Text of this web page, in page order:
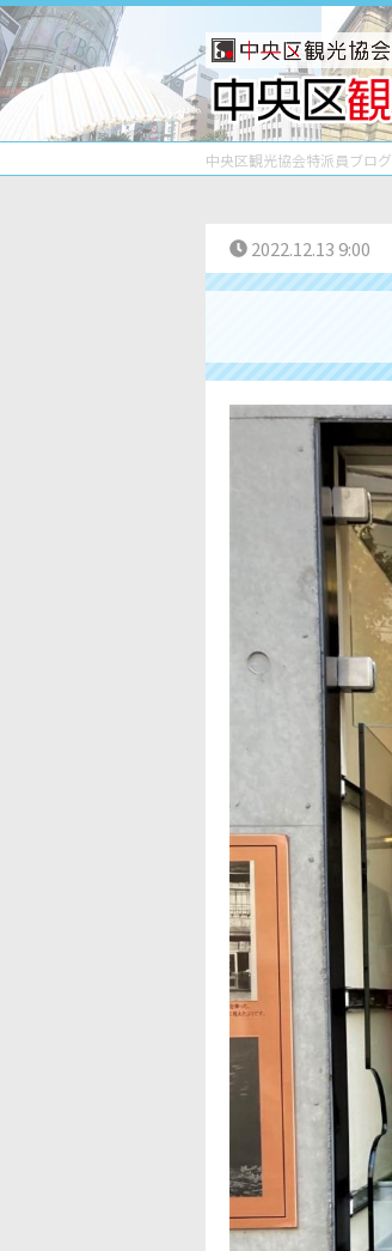
中央区観光協会特派員ブログ
2022.12.13 9:00